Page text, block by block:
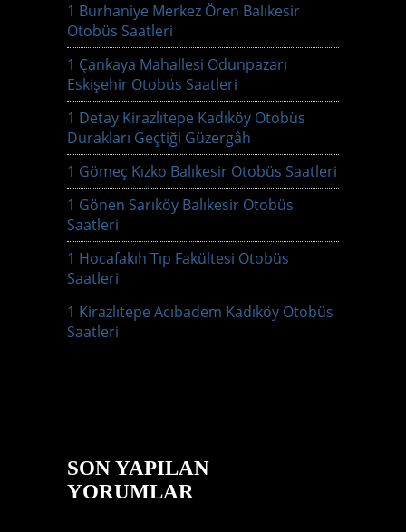
1 Burhaniye Merkez Ören Balıkesir
Otobüs Saatleri
1 Çankaya Mahallesi Odunpazarı
Eskişehir Otobüs Saatleri
1 Detay Kirazlıtepe Kadıköy Otobüs
Durakları Geçtiği Güzergâh
1 Gömeç Kızko Balıkesir Otobüs Saatleri
1 Gönen Sarıköy Balıkesir Otobüs
Saatleri
1 Hocafakıh Tıp Fakültesi Otobüs
Saatleri
1 Kirazlıtepe Acıbadem Kadıköy Otobüs
Saatleri
SON YAPILAN
YORUMLAR